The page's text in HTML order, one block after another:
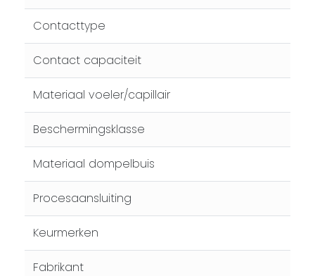
Contacttype
Contact capaciteit
Materiaal voeler/capillair
Beschermingsklasse
Materiaal dompelbuis
Procesaansluiting
Keurmerken
Fabrikant